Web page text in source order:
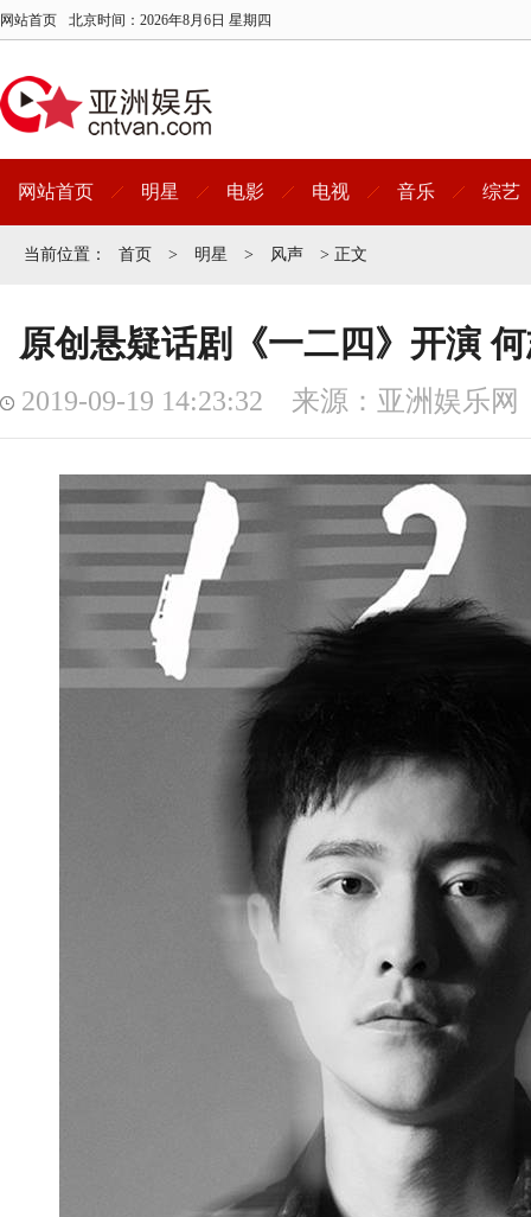
网站首页 北京时间： 2026年8月6日 星期四
网站首页 明星 电影 电视 音乐 综艺
当前位置： 首页 > 明星 > 风声 > 正文
原创悬疑话剧《一二四》开演
2019-09-19 14:23:32 来源：亚洲娱乐网